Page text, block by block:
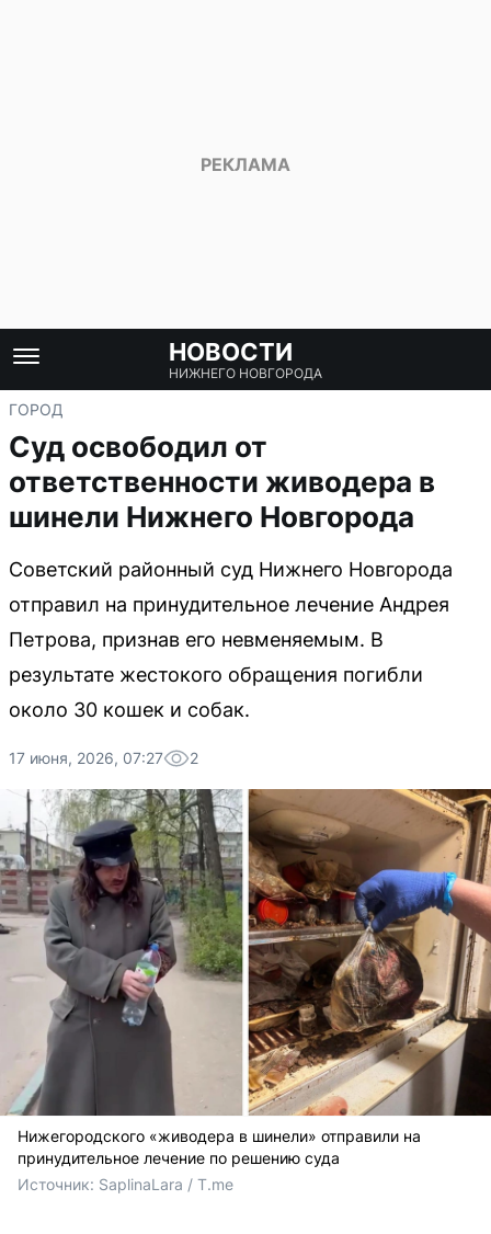
НОВОСТИ
НИЖНЕГО НОВГОРОДА
ГОРОД
Суд освободил от
ответственности живодера в
шинели Нижнего Новгорода
Советский районный суд Нижнего Новгорода
отправил на принудительное лечение Андрея
Петрова, признав его невменяемым. В
результате жестокого обращения погибли
около 30 кошек и собак.
17 июня, 2026, 07:27 2
Нижегородского «живодера в шинели» отправили на
принудительное лечение по решению суда
Источник: SaplinaLara / T.me